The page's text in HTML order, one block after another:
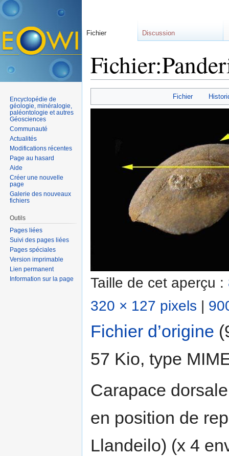
Fichier
Taille de cet aperçu :
320 × 127 pixels |
Fichier d’origine
57 Kio, type
Carapace
en position de
Llandeilo) (x 4
Fichier Discussion
Encyclopédie de
géologie, minéralogie,
paléontologie et autres
Géosciences
Communauté
Actualités
Modifications récentes
Page au hasard
Aide
Créer une nouvelle
page
Galerie des nouveaux
fichiers
Outils
Pages liées
Suivi des pages liées
Pages spéciales
Version imprimable
Lien permanent
Information sur la page